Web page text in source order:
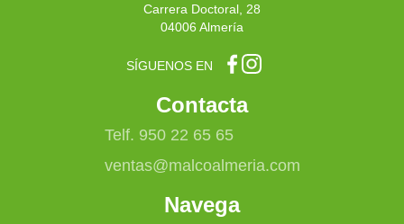
Carrera Doctoral, 28
04006 Almería
SÍGUENOS EN
Contacta
Telf. 950 22 65 65
ventas@malcoalmeria.com
Navega